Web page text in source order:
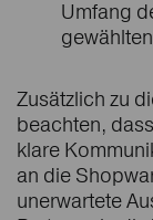
Umfang
Zusätzlich zu
beachten,
klare
an die
unerwartete